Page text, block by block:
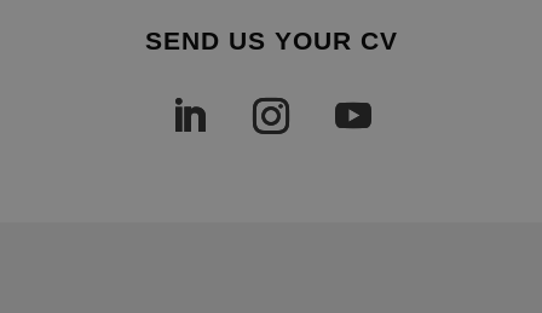
SEND US YOUR CV